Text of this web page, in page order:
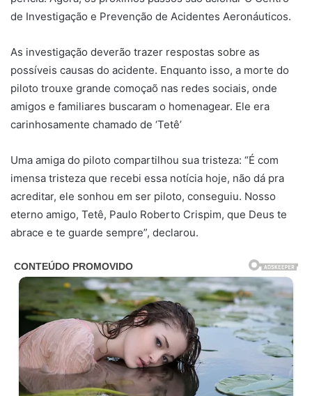
de Investigação e Prevenção de Acidentes Aeronáuticos.
As investigação deverão trazer respostas sobre as
possíveis causas do acidente. Enquanto isso, a morte do
piloto trouxe grande comoçaõ nas redes sociais, onde
amigos e familiares buscaram o homenagear. Ele era
carinhosamente chamado de ‘Tetê’
Uma amiga do piloto compartilhou sua tristeza: “É com
imensa tristeza que recebi essa notícia hoje, não dá pra
acreditar, ele sonhou em ser piloto, conseguiu. Nosso
eterno amigo, Tetê, Paulo Roberto Crispim, que Deus te
abrace e te guarde sempre”, declarou.